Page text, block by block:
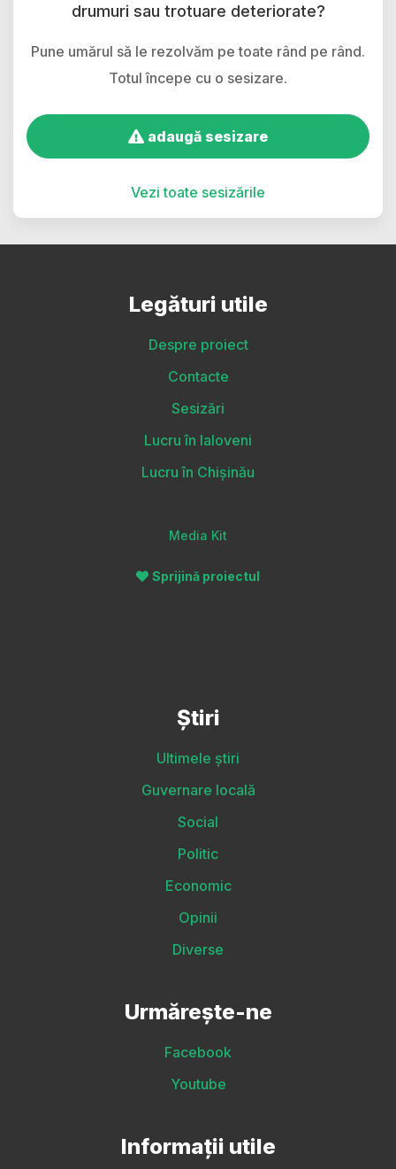
drumuri sau trotuare deteriorate?
Pune umărul să le rezolvăm pe toate rând pe rând.
Totul începe cu o sesizare.
adaugă sesizare
Vezi toate sesizările
Legături utile
Despre proiect
Contacte
Sesizări
Lucru în Ialoveni
Lucru în Chișinău
Media Kit
Sprijină proiectul
Știri
Ultimele știri
Guvernare locală
Social
Politic
Economic
Opinii
Diverse
Urmărește-ne
Facebook
Youtube
Informații utile